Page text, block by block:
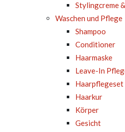
Stylingcreme
Waschen und Pflege
Shampoo
Conditioner
Haarmaske
Leave-In
Haarpflegeset
Haarkur
Körper
Gesicht